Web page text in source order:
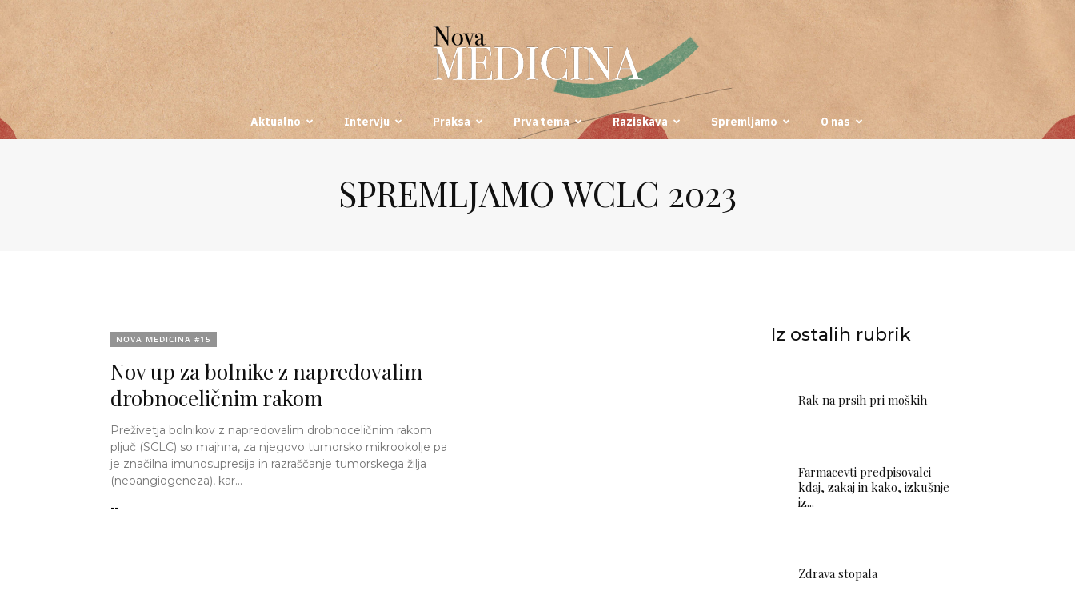
Nova
Aktualno Intervju Praksa Prva tema Raziskava Spremljamo O nas
SPREMLJAMO WCLC 2023
NOVA MEDICINA #15
Nov up za bolnike z napredovalim
drobnoceličnim rakom
Preživetja bolnikov z napredovalim drobnoceličnim rakom
pljuč (SCLC) so majhna, za njegovo tumorsko mikrookolje pa
je značilna imunosupresija in razraščanje tumorskega žilja
(neoangiogeneza), kar...
--
Iz ostalih rubrik
Rak na prsih pri moških
Farmacevti predpisovalci –
kdaj, zakaj in kako, izkušnje
iz...
Zdrava stopala